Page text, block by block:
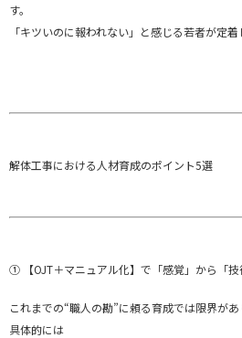
す。
「キツいのに報われない」と感じる若者が定着
解体工事における人材育成のポイント5選
① 【OJT＋マニュアル化】で「感覚」から「技
これまでの“職人の勘”に頼る育成では限界があ
具体的には